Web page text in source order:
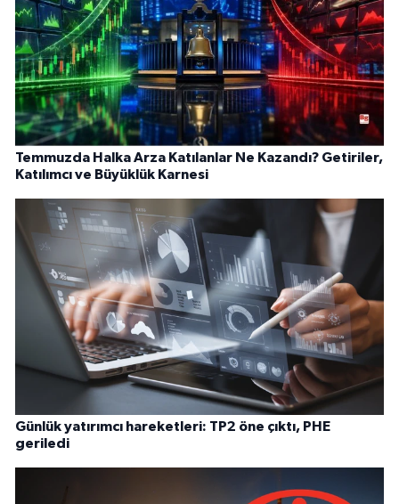
Temmuzda Halka Arza Katılanlar Ne Kazandı? Getiriler,
Katılımcı ve Büyüklük Karnesi
Günlük yatırımcı hareketleri: TP2 öne çıktı, PHE
geriledi